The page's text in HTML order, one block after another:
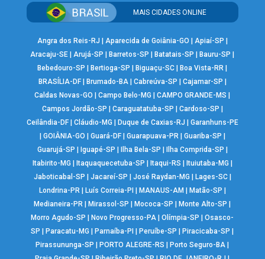
MAIS CIDADES ONLINE
Angra dos Reis-RJ Aparecida de Goiânia-GO Apiaí-SP
Aracaju-SE |Arujá-SP Barretos-SP Batatais-SP Bauru-SP
Bebedouro-SP
Bertioga-SP Biguaçu-SC Boa Vista-RR
BRASÍLIA-DF| Brumado-BA| Cabreúva-SP Cajamar-SP
Caldas Novas-GO
|Campo Belo-MG |CAMPO GRANDE-MS
Campos Jordão-SP
Caraguatatuba-SP Cardoso-SP
Ceilândia-DF| Cláudio-MG Duque de Caxias-RJ
Garanhuns-PE
GOIÂNIA-GO Guará-DF| Guarapuava-PR| Guariba-SP
Guarujá-SP
Iguapé-SP Ilha Bela-SP Ilha Comprida-SP
Itabirito-MG
Itaquaquecetuba-SP Itaqui-RS Ituiutaba-MG
Jaboticabal-SP
Jacareí-SP José Raydan-MG Lages-SC|
Londrina-PR| Luís Correia-PI MANAUS-AM Matão-SP
Medianeira-PR
Mirassol-SP Mococa-SP Monte Alto-SP
Morro Agudo-SP
Novo Progresso-PA |Olímpia-SP |Osasco-
SP
Paracatu-MG Parnaíba-PI Peruíbe-SP Piracicaba-SP
Pirassununga-SP
PORTO ALEGRE-RS Porto Seguro-BA